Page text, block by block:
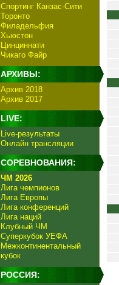
Спортинг Канзас-Сити
Торонто
Филадельфия
Хьюстон
Цинциннати
Чикаго Файр
АРХИВЫ:
Архив 2018
Архив 2017
LIVE:
Live-результаты
Онлайн трансляции
СОРЕВНОВАНИЯ:
ЧМ 2026
Лига чемпионов
Лига Европы
Лига конференций
Лига наций
Клубный ЧМ
Суперкубок УЕФА
Межконтинентальный
кубок
РОССИЯ: